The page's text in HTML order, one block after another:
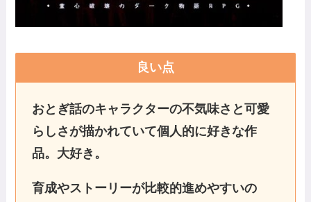
良い点
おとぎ話のキャラクターの不気味さと可愛
らしさが描かれていて個人的に好きな作
品。大好き。
育成やストーリーが比較的進めやすいの